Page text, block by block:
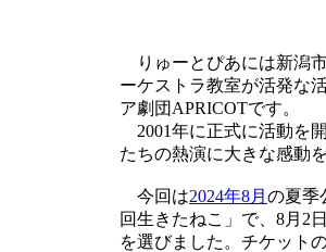
りゅーとぴあには新潟
ーケストラ教室が活発な
ア劇団APRICOTです。
2001年に正式に活動を
たちの熱演に大きな感動
今回は2024年8月 の夏季
回生きたねこ」で、8月2
を選びました。チケット